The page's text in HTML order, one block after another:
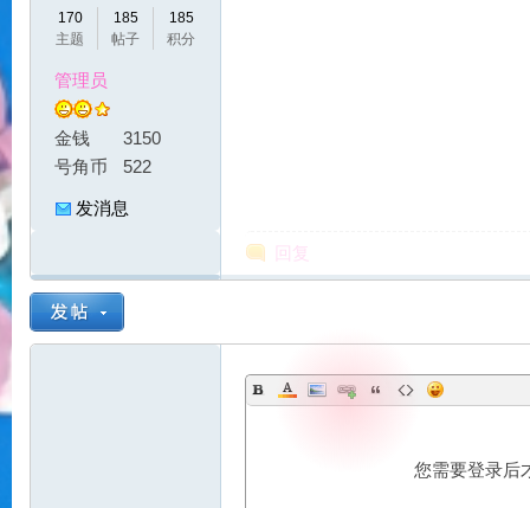
170
主题
185
帖子
185
积分
管理员
金钱
3150
号角币
522
发消息
回复
您需要登录后